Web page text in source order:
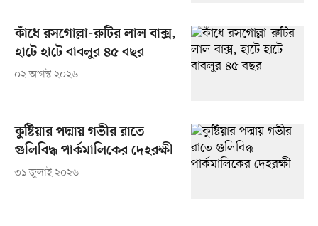
কাঁধে রসগোল্লা-রুটির লাল বাক্স,
হাটে হাটে বাবলুর ৪৫ বছর
০২ আগস্ট ২০২৬
কুষ্টিয়ার পদ্মায় গভীর রাতে
গুলিবিদ্ধ পার্কমালিকের দেহরক্ষী
৩১ জুলাই ২০২৬